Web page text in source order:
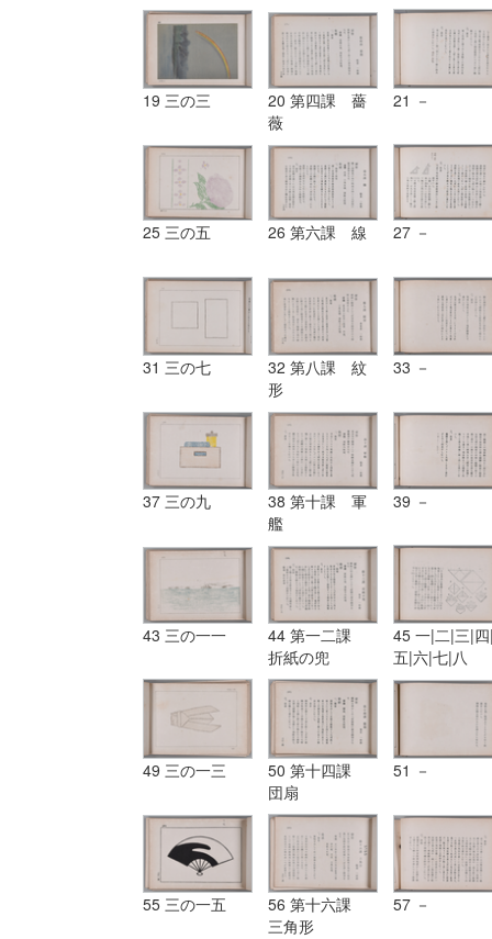
19 三の三
20 第四課 薔
薇
21 －
25 三の五 26 第六課 線 27 －
31 三の七
32 第八課 紋
形
33 －
37 三の九
38 第十課 軍
艦
39 －
43 三の一一
44 第一二課
折紙の兜
45 一|二|三|
五|六|七|八
49 三の一三
50 第十四課
団扇
51 －
55 三の一五
56 第十六課
三角形
57 －